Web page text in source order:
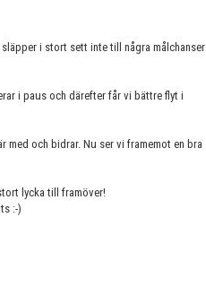
i stort sett inte till några målchanser
i paus och därefter får vi bättre flyt i
med och bidrar. Nu ser vi framemot en bra
lycka till framöver!
:-)